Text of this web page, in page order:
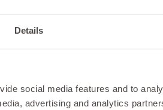
Details
social media features and to
advertising and analytics
zur Library
Dynamik und
Raum-Lösungen.